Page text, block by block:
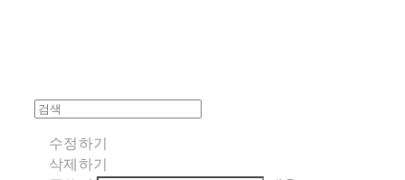
수정하기
삭제하기